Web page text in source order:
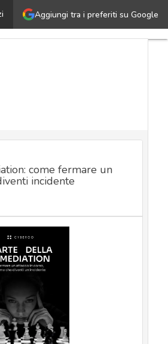
Aggiungi tra i preferiti su Google
e linee guida per capire
come fermare un
incidente